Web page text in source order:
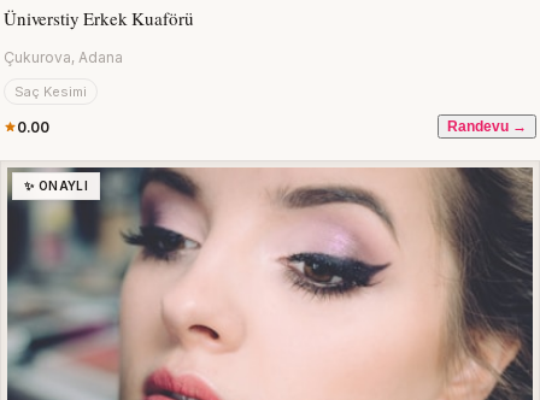
Üniverstiy Erkek Kuaförü
Çukurova, Adana
Saç Kesimi
0.00 Randevu →
✨ ONAYLI